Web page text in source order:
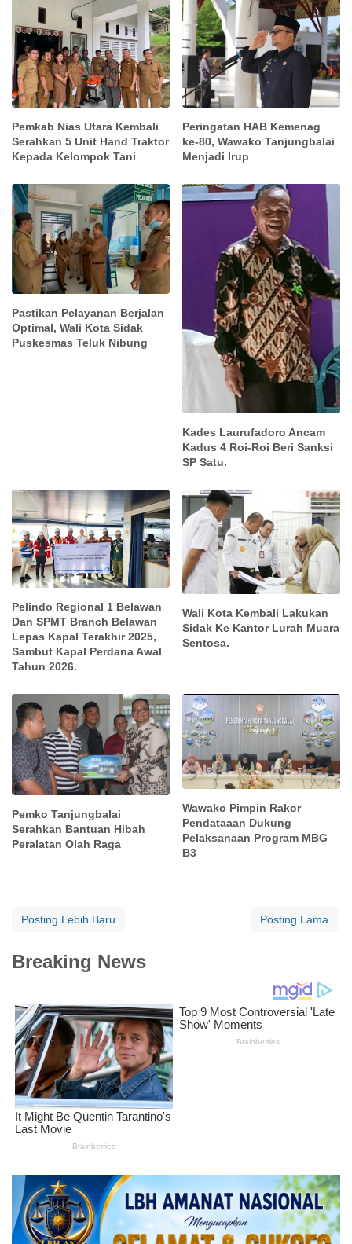
Pemkab Nias Utara Kembali
Serahkan 5 Unit Hand Traktor
Kepada Kelompok Tani
Peringatan HAB Kemenag
ke-80, Wawako Tanjungbalai
Menjadi Irup
Pastikan Pelayanan Berjalan
Optimal, Wali Kota Sidak
Puskesmas Teluk Nibung
Kades Laurufadoro Ancam
Kadus 4 Roi-Roi Beri Sanksi
SP Satu.
Pelindo Regional 1 Belawan
Dan SPMT Branch Belawan
Lepas Kapal Terakhir 2025,
Sambut Kapal Perdana Awal
Tahun 2026.
Wali Kota Kembali Lakukan
Sidak Ke Kantor Lurah Muara
Sentosa.
Pemko Tanjungbalai
Serahkan Bantuan Hibah
Peralatan Olah Raga
Wawako Pimpin Rakor
Pendataaan Dukung
Pelaksanaan Program MBG
B3
Posting Lebih Baru Posting Lama
Breaking News